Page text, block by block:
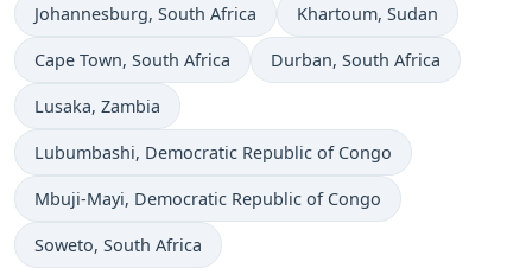
Hora actual en
Johannesburg, South Africa Hora actual en
Khartoum, Sudan
Hora actual en
Cape Town, South Africa Hora actual en
Durban, South Africa
Hora actual en
Lusaka, Zambia
Hora actual en
Lubumbashi, Democratic Republic of Congo
Hora actual en
Mbuji-Mayi, Democratic Republic of Congo
Hora actual en
Soweto, South Africa